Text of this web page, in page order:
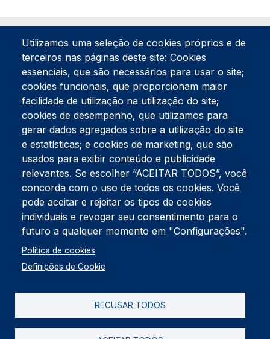
Tel:234 390 100Fax:234 390 100
Endereço Postal
Apartado 42
Rua Gil Eanes 31
3834-908 Gafanha da Nazaré
Estúdios
Rua Prior Guerra
Edifício do Centro Cultural da Gafanha da Nazaré
3830-556 Gafanha da Nazaré
Rodapé
Cookies
Política de Privacidade
Utilizamos uma seleção de cookies próprios e de
terceiros nas páginas deste site: Cookies
essenciais, que são necessários para usar o site;
cookies funcionais, que proporcionam maior
facilidade de utilização na utilização do site;
cookies de desempenho, que utilizamos para
gerar dados agregados sobre a utilização do site
e estatísticas; e cookies de marketing, que são
usados para exibir conteúdo e publicidade
relevantes. Se escolher “ACEITAR TODOS”, você
concorda com o uso de todos os cookies. Você
pode aceitar e rejeitar os tipos de cookies
individuais e revogar seu consentimento para o
futuro a qualquer momento em "Configurações".
Política de cookies
Definições de Cookie
RECUSAR TODOS